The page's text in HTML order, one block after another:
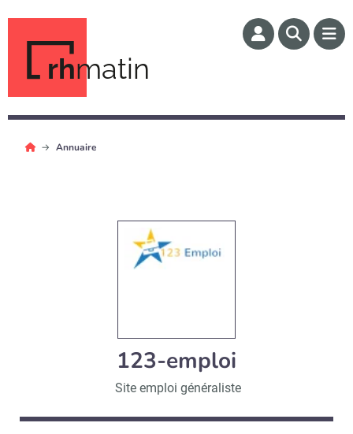
rhmatin
Annuaire
123-emploi
Site emploi généraliste